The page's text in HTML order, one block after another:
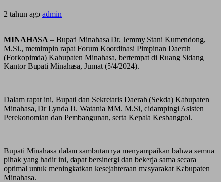
2 tahun ago admin
MINAHASA – Bupati Minahasa Dr. Jemmy Stani Kumendong,
M.Si., memimpin rapat Forum Koordinasi Pimpinan Daerah
(Forkopimda) Kabupaten Minahasa, bertempat di Ruang Sidang
Kantor Bupati Minahasa, Jumat (5/4/2024).
Dalam rapat ini, Bupati dan Sekretaris Daerah (Sekda) Kabupaten
Minahasa, Dr Lynda D. Watania MM. M.Si, didampingi Asisten
Perekonomian dan Pembangunan, serta Kepala Kesbangpol.
Bupati Minahasa dalam sambutannya menyampaikan bahwa semua
pihak yang hadir ini, dapat bersinergi dan bekerja sama secara
optimal untuk meningkatkan kesejahteraan masyarakat Kabupaten
Minahasa.